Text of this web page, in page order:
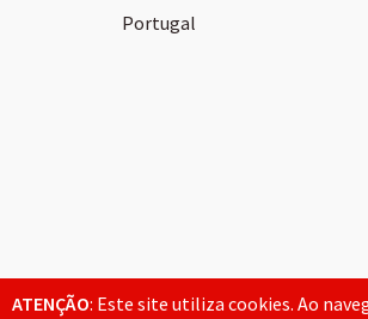
ATENÇÃO: Este site utiliza cookies. Ao
Portugal
© 2026 FPAS. Todos os direitos